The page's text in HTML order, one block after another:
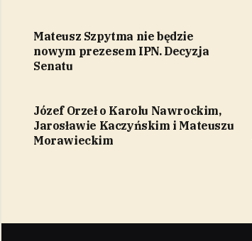
Mateusz Szpytma nie będzie
nowym prezesem IPN. Decyzja
Senatu
Józef Orzeł o Karolu Nawrockim,
Jarosławie Kaczyńskim i Mateuszu
Morawieckim